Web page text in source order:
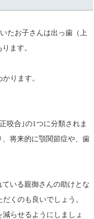
たお子さんは出っ歯（上
ます。
ります。
咬合｣の1つに分類されま
将来的に顎関節症や、歯
いる親御さんの助けとな
くのも良いでしょう。
らせるようにしましょ